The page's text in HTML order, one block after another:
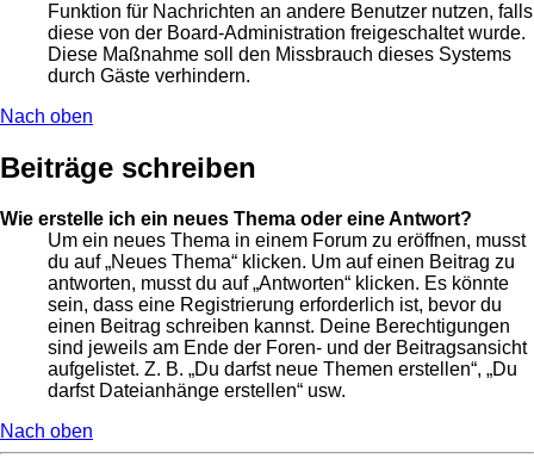
Funktion für Nachrichten an andere Benutzer nutzen, falls
diese von der Board-Administration freigeschaltet wurde.
Diese Maßnahme soll den Missbrauch dieses Systems
durch Gäste verhindern.
Nach oben
Beiträge schreiben
Wie erstelle ich ein neues Thema oder eine Antwort?
Um ein neues Thema in einem Forum zu eröffnen, musst
du auf „Neues Thema“ klicken. Um auf einen Beitrag zu
antworten, musst du auf „Antworten“ klicken. Es könnte
sein, dass eine Registrierung erforderlich ist, bevor du
einen Beitrag schreiben kannst. Deine Berechtigungen
sind jeweils am Ende der Foren- und der Beitragsansicht
aufgelistet. Z. B. „Du darfst neue Themen erstellen“, „Du
darfst Dateianhänge erstellen“ usw.
Nach oben